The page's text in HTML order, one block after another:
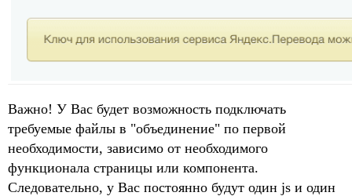
Важно! У Вас будет возможность подключать
требуемые файлы в "объединение" по первой
необходимости, зависимо от необходимого
функционала страницы или компонента.
Следовательно, у Вас постоянно будут один js и один